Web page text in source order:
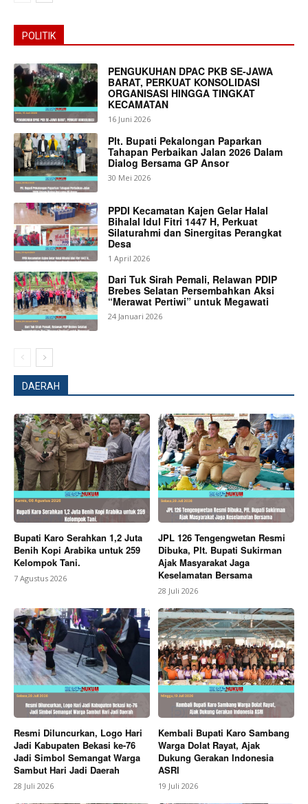
SUBSCRIBE NOW
Company
About
Contact us
Subscription Plans
My account
Bagikan Artikel
Karo Gelar Gerak Jalan Kemerdekaan
POLITIK
PENGUKUHAN DPAC PKB SE-JAWA
BARAT, PERKUAT KONSOLIDASI
ORGANISASI HINGGA TINGKAT
KECAMATAN
16 Juni 2026
Plt. Bupati Pekalongan Paparkan
Tahapan Perbaikan Jalan 2026 Dalam
Dialog Bersama GP Ansor
30 Mei 2026
PPDI Kecamatan Kajen Gelar Halal
Bihalal Idul Fitri 1447 H, Perkuat
Silaturahmi dan Sinergitas Perangkat
Desa
1 April 2026
Dari Tuk Sirah Pemali, Relawan PDIP
Brebes Selatan Persembahkan Aksi
“Merawat Pertiwi” untuk Megawati
24 Januari 2026
DAERAH
Bupati Karo Serahkan 1,2 Juta
Benih Kopi Arabika untuk 259
Kelompok Tani.
7 Agustus 2026
JPL 126 Tengengwetan Resmi
Dibuka, Plt. Bupati Sukirman
Ajak Masyarakat Jaga
Keselamatan Bersama
28 Juli 2026
Resmi Diluncurkan, Logo Hari
Jadi Kabupaten Bekasi ke-76
Jadi Simbol Semangat Warga
Sambut Hari Jadi Daerah
28 Juli 2026
Kembali Bupati Karo Sambang
Warga Dolat Rayat, Ajak
Dukung Gerakan Indonesia
ASRI
19 Juli 2026